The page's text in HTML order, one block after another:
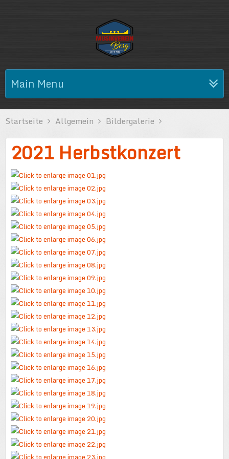
Main Menu
Startseite Allgemein Bildergalerie
2021 Herbstkonzert